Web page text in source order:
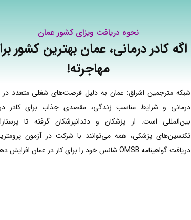
نحوه دریافت ویزای کشور عمان
اگه کادر درمانی، عمان بهترین کشور
مهاجرته!
شبکه مترجمین اشراق: عمان به دلیل فرصت‌های شغلی متعدد در
درمانی و شرایط مناسب زندگی، مقصدی جذاب برای کادر
بین‌المللی است. از پزشکان و دندانپزشکان گرفته تا
تکنسین‌های پزشکی، همه می‌توانند با شرکت در آزمون
دریافت گواهینامه OMSB شانس خود را برای کار در عمان افزایش دهند.